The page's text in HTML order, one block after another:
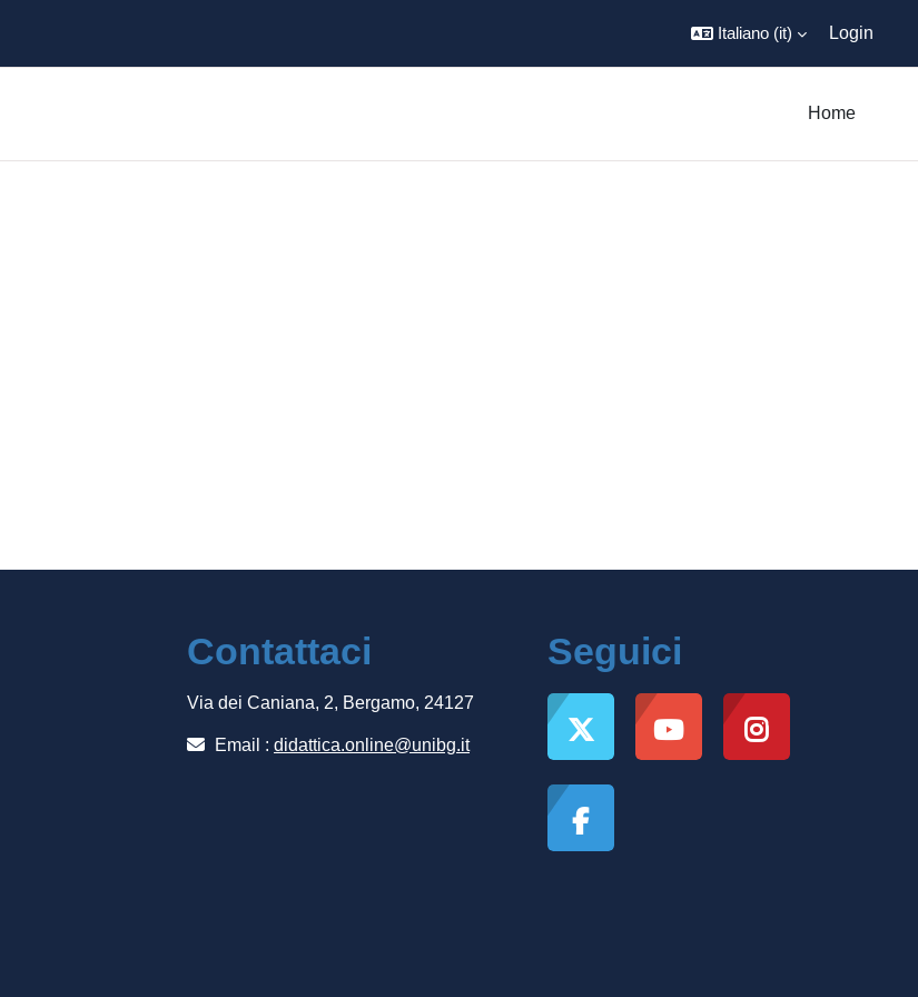
Italiano ‎(it)‎ Login
Home
Contattaci
Via dei Caniana, 2, Bergamo, 24127
Email : didattica.online@unibg.it
Seguici